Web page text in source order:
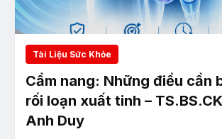
Tài Liệu Sức Khỏe
Cẩm nang: Những điều cần
rối loạn xuất tinh –
Anh Duy